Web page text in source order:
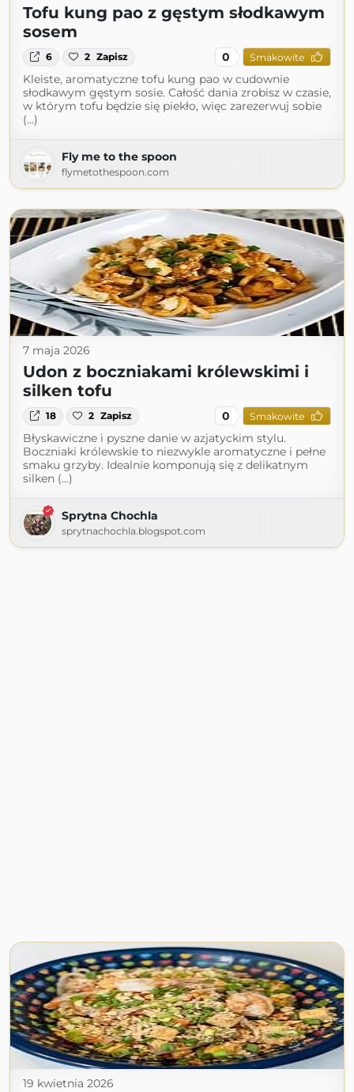
Tofu kung pao z gęstym słodkawym
sosem
6 2 Zapisz 0 Smakowite
Kleiste, aromatyczne tofu kung pao w cudownie
słodkawym gęstym sosie. Całość dania zrobisz w czasie,
w którym tofu będzie się piekło, więc zarezerwuj sobie
(...)
Fly me to the spoon
flymetothespoon.com
7 maja 2026
Udon z boczniakami królewskimi i
silken tofu
18 2 Zapisz 0 Smakowite
Błyskawiczne i pyszne danie w azjatyckim stylu.
Boczniaki królewskie to niezwykle aromatyczne i pełne
smaku grzyby. Idealnie komponują się z delikatnym
silken (...)
Sprytna Chochla
sprytnachochla.blogspot.com
19 kwietnia 2026